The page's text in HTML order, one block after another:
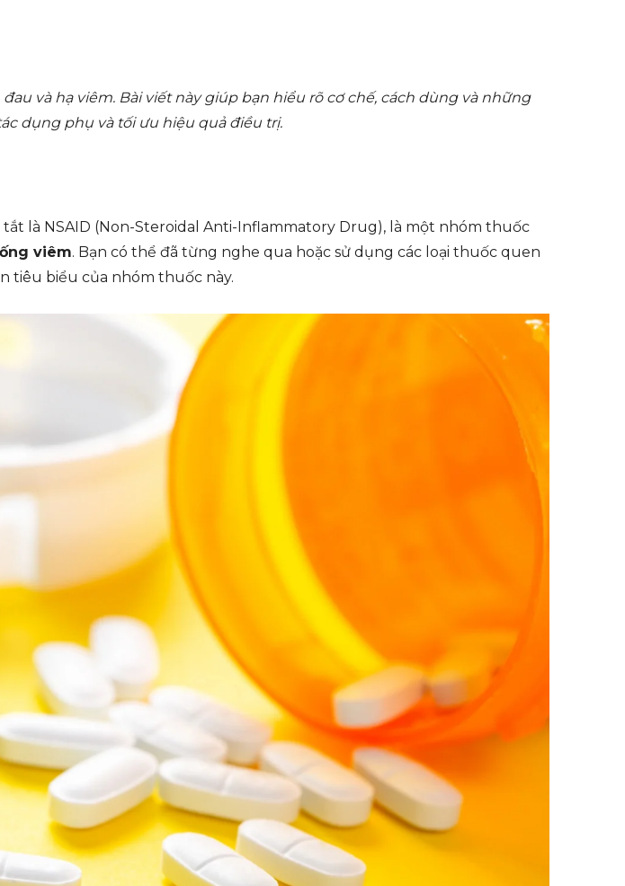
và hạ viêm. Bài viết này giúp bạn hiểu rõ cơ chế, cách dùng và những
dụng phụ và tối ưu hiệu quả điều trị.
là NSAID (Non-Steroidal Anti-Inflammatory Drug), là một nhóm thuốc
viêm. Bạn có thể đã từng nghe qua hoặc sử dụng các loại thuốc quen
tiêu biểu của nhóm thuốc này.